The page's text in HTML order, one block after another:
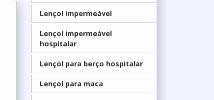
Lençol impermeável
Lençol impermeável
hospitalar
Lençol para berço hospitalar
Lençol para maca